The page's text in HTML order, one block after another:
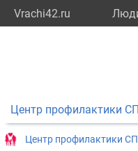
Vrachi42.ru
Центр профилактики
Центр профилактики